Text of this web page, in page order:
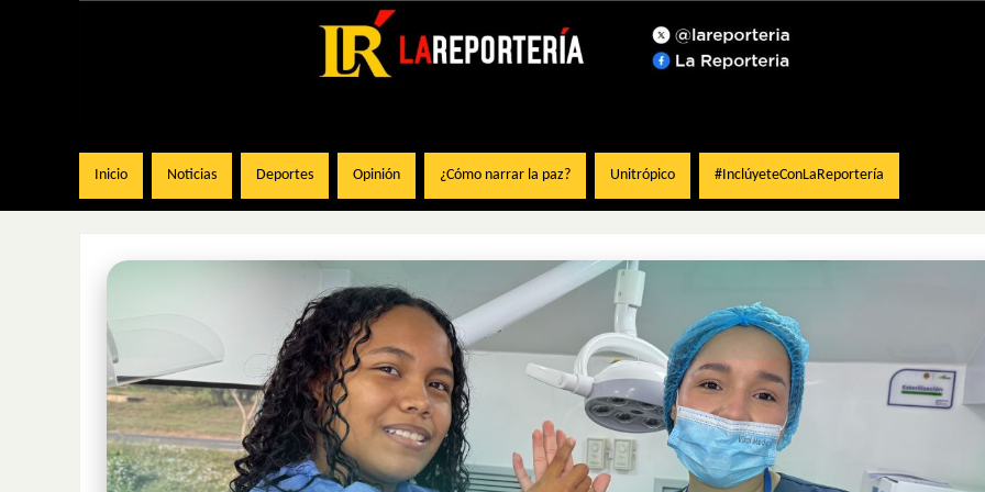
Inicio Noticias Deportes Opinión ¿Cómo narrar la paz? Unitrópico #InclúyeteConLaReportería